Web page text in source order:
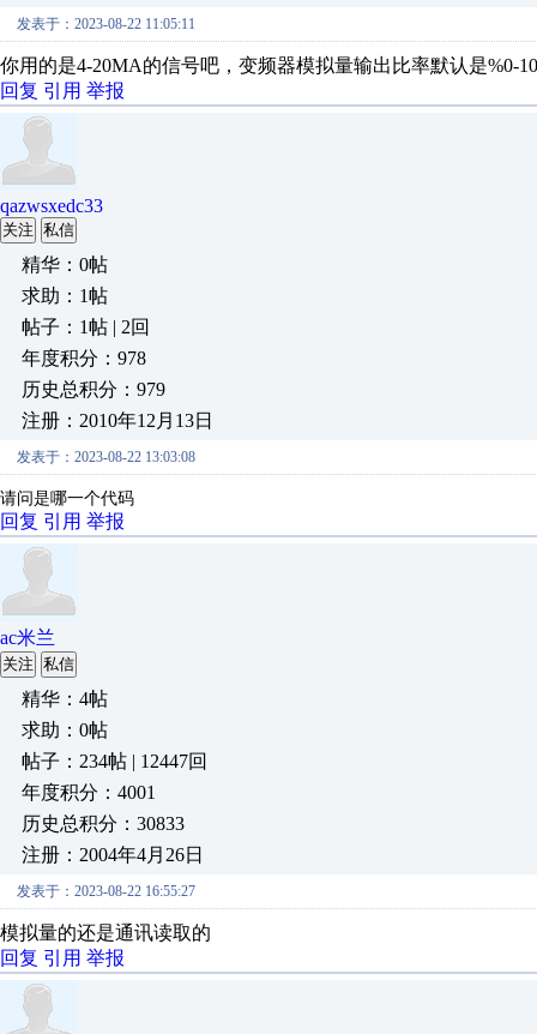
发表于：2023-08-22 11:05:11
你用的是4-20MA的信号吧，变频器模拟量输出比率默认是%0-
回复 引用 举报
qazwsxedc33
关注 私信
精华：0帖
求助：1帖
帖子：1帖 | 2回
年度积分：978
历史总积分：979
注册：2010年12月13日
发表于：2023-08-22 13:03:08
请问是哪一个代码
回复 引用 举报
ac米兰
关注 私信
精华：4帖
求助：0帖
帖子：234帖 | 12447回
年度积分：4001
历史总积分：30833
注册：2004年4月26日
发表于：2023-08-22 16:55:27
模拟量的还是通讯读取的
回复 引用 举报